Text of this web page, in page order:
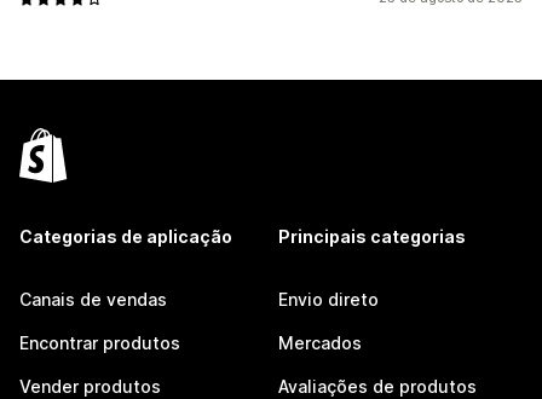
Categorias de aplicação
Canais de vendas
Encontrar produtos
Vender produtos
Principais categorias
Envio direto
Mercados
Avaliações de produtos